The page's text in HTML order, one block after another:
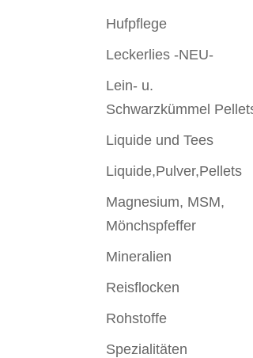
Hufpflege
Leckerlies -NEU-
Lein- u.
Schwarzkümmel
Liquide und Tees
Liquide,Pulver,Pellets
Magnesium, MSM,
Mönchspfeffer
Mineralien
Reisflocken
Rohstoffe
Spezialitäten